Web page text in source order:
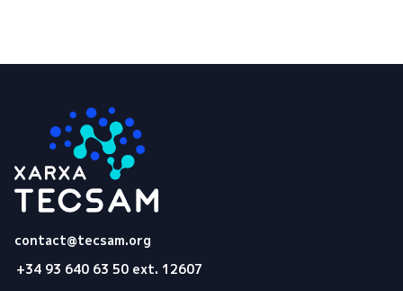
contact@tecsam.org
+34 93 640 63 50 ext. 12607